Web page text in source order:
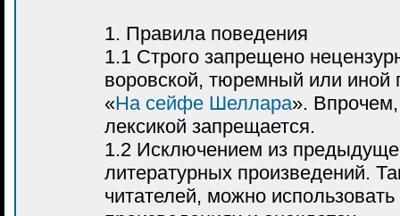
1. Правила поведения
1.1 Строго запрещено
воровской, тюремный или иной
«На сейфе Шеллара».
лексикой запрещается.
1.2 Исключением из
литературных произведений.
читателей, можно